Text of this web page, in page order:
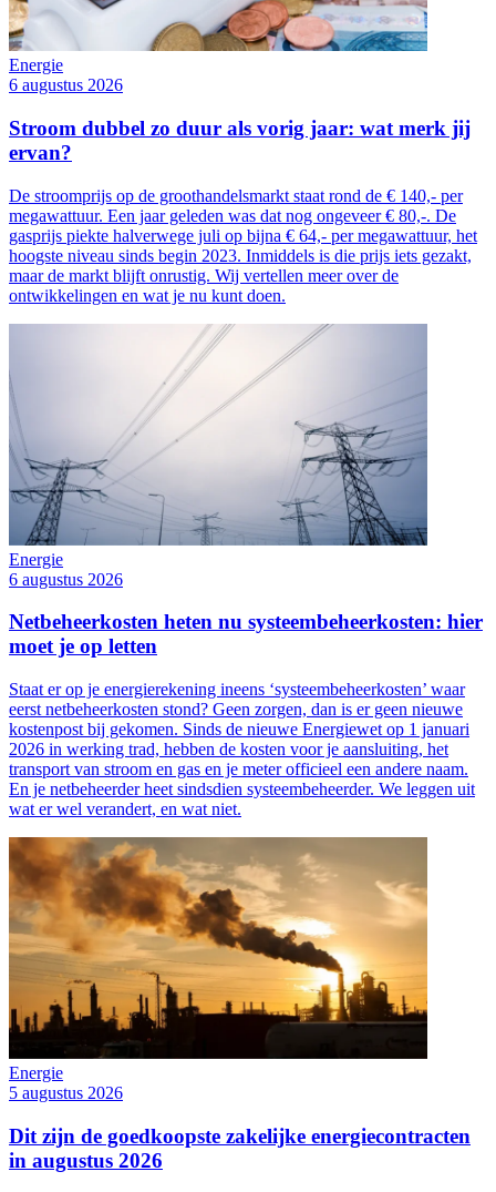
Energie
6 augustus 2026
Stroom dubbel zo duur als vorig jaar: wat merk jij
ervan?
De stroomprijs op de groothandelsmarkt staat rond de € 140,- per
megawattuur. Een jaar geleden was dat nog ongeveer € 80,-. De
gasprijs piekte halverwege juli op bijna € 64,- per megawattuur, het
hoogste niveau sinds begin 2023. Inmiddels is die prijs iets gezakt,
maar de markt blijft onrustig. Wij vertellen meer over de
ontwikkelingen en wat je nu kunt doen.
Energie
6 augustus 2026
Netbeheerkosten heten nu systeembeheerkosten: hier
moet je op letten
Staat er op je energierekening ineens ‘systeembeheerkosten’ waar
eerst netbeheerkosten stond? Geen zorgen, dan is er geen nieuwe
kostenpost bij gekomen. Sinds de nieuwe Energiewet op 1 januari
2026 in werking trad, hebben de kosten voor je aansluiting, het
transport van stroom en gas en je meter officieel een andere naam.
En je netbeheerder heet sindsdien systeembeheerder. We leggen uit
wat er wel verandert, en wat niet.
Energie
5 augustus 2026
Dit zijn de goedkoopste zakelijke energiecontracten
in augustus 2026